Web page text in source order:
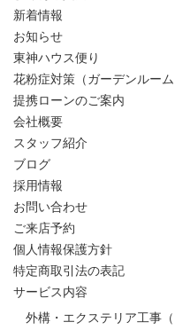
新着情報
お知らせ
東神ハウス便り
花粉症対策（ガーデンルーム
提携ローンのご案内
会社概要
スタッフ紹介
ブログ
採用情報
お問い合わせ
ご来店予約
個人情報保護方針
特定商取引法の表記
サービス内容
外構・エクステリア工事（